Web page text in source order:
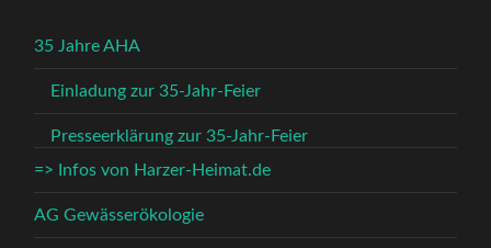
35 Jahre AHA
Einladung zur 35-Jahr-Feier
Presseerklärung zur 35-Jahr-Feier
=> Infos von Harzer-Heimat.de
AG Gewässerökologie